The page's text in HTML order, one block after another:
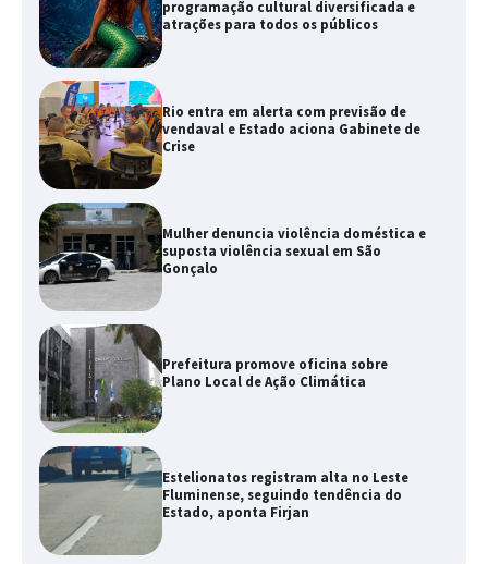
programação cultural diversificada e
atrações para todos os públicos
Rio entra em alerta com previsão de
vendaval e Estado aciona Gabinete de
Crise
Mulher denuncia violência doméstica e
suposta violência sexual em São
Gonçalo
Prefeitura promove oficina sobre
Plano Local de Ação Climática
Estelionatos registram alta no Leste
Fluminense, seguindo tendência do
Estado, aponta Firjan